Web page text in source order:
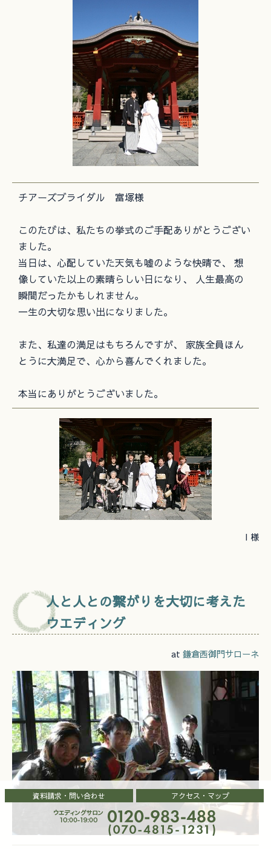
資料請求・問い合わせ アクセス・マップ
チアーズブライダル 富塚様
このたびは、私たちの挙式のご手配ありがとうござい
ました。
当日は、心配していた天気も嘘のような快晴で、 想
像していた以上の素晴らしい日になり、 人生最高の
瞬間だったかもしれません。
一生の大切な思い出になりました。
また、私達の満足はもちろんですが、 家族全員ほん
とうに大満足で、心から喜んでくれました。
本当にありがとうございました。
I 様
人と人との繋がりを大切に考えた
ウエディング
at 鎌倉西御門サローネ